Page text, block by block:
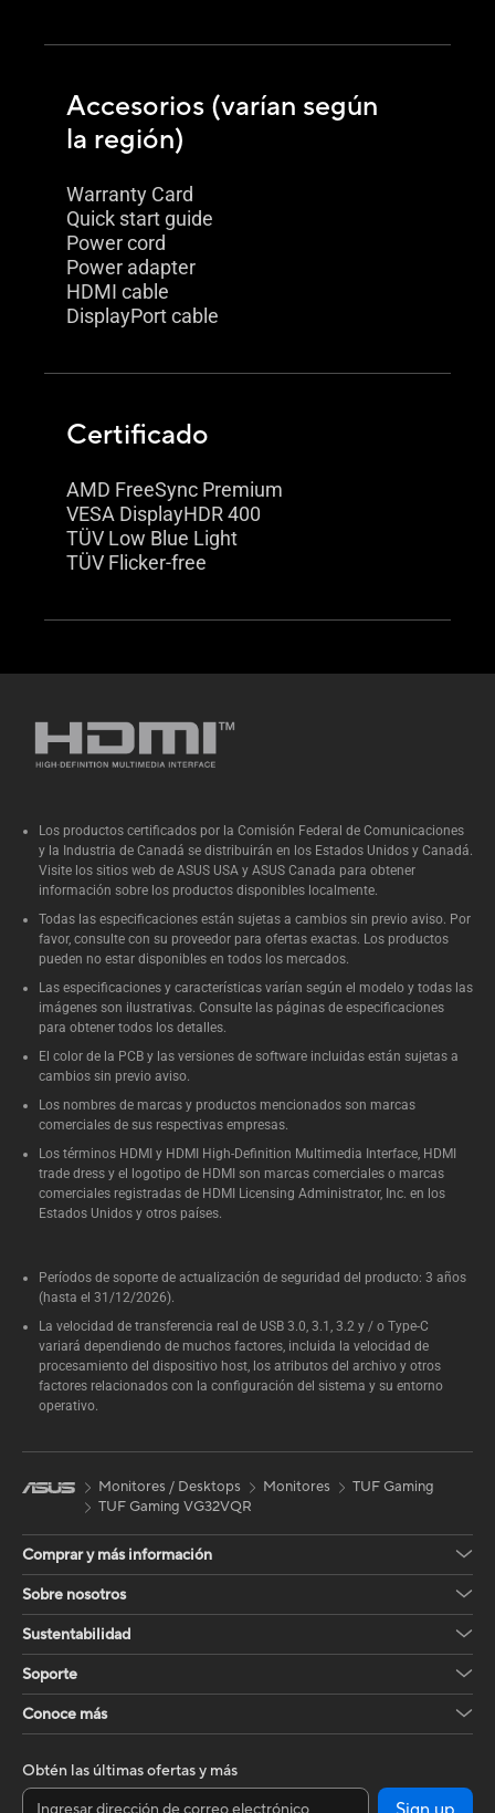
Accesorios (varían según
la región)
Warranty Card
Quick start guide
Power cord
Power adapter
HDMI cable
DisplayPort cable
Certificado
AMD FreeSync Premium
VESA DisplayHDR 400
TÜV Low Blue Light
TÜV Flicker-free
Los productos certificados por la Comisión Federal de Comunicaciones
y la Industria de Canadá se distribuirán en los Estados Unidos y Canadá.
Visite los sitios web de ASUS USA y ASUS Canada para obtener
información sobre los productos disponibles localmente.
Todas las especificaciones están sujetas a cambios sin previo aviso. Por
favor, consulte con su proveedor para ofertas exactas. Los productos
pueden no estar disponibles en todos los mercados.
Las especificaciones y características varían según el modelo y todas las
imágenes son ilustrativas. Consulte las páginas de especificaciones
para obtener todos los detalles.
El color de la PCB y las versiones de software incluidas están sujetas a
cambios sin previo aviso.
Los nombres de marcas y productos mencionados son marcas
comerciales de sus respectivas empresas.
Los términos HDMI y HDMI High-Definition Multimedia Interface, HDMI
trade dress y el logotipo de HDMI son marcas comerciales o marcas
comerciales registradas de HDMI Licensing Administrator, Inc. en los
Estados Unidos y otros países.
Períodos de soporte de actualización de seguridad del producto: 3 años
(hasta el 31/12/2026).
La velocidad de transferencia real de USB 3.0, 3.1, 3.2 y / o Type-C
variará dependiendo de muchos factores, incluida la velocidad de
procesamiento del dispositivo host, los atributos del archivo y otros
factores relacionados con la configuración del sistema y su entorno
operativo.
Monitores / Desktops Monitores
TUF Gaming
TUF Gaming VG32VQR
Comprar y más información
Sobre nosotros
Sustentabilidad
Soporte
Conoce más
Obtén las últimas ofertas y más